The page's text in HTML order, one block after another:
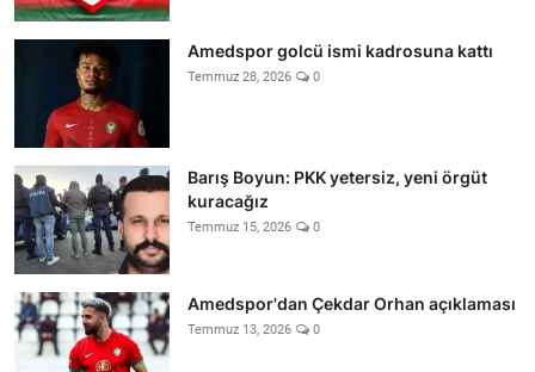
Amedspor golcü ismi kadrosuna kattı
Temmuz 28, 2026 0
Barış Boyun: PKK yetersiz, yeni örgüt
kuracağız
Temmuz 15, 2026 0
Amedspor'dan Çekdar Orhan açıklaması
Temmuz 13, 2026 0